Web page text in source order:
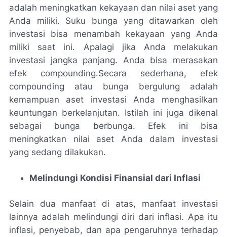
adalah meningkatkan kekayaan dan nilai aset yang
Anda miliki. Suku bunga yang ditawarkan oleh
investasi bisa menambah kekayaan yang Anda
miliki saat ini. Apalagi jika Anda melakukan
investasi jangka panjang. Anda bisa merasakan
efek compounding.Secara sederhana, efek
compounding atau bunga bergulung adalah
kemampuan aset investasi Anda menghasilkan
keuntungan berkelanjutan. Istilah ini juga dikenal
sebagai bunga berbunga. Efek ini bisa
meningkatkan nilai aset Anda dalam investasi
yang sedang dilakukan.
Melindungi Kondisi Finansial dari Inflasi
Selain dua manfaat di atas, manfaat investasi
lainnya adalah melindungi diri dari inflasi. Apa itu
inflasi, penyebab, dan apa pengaruhnya terhadap